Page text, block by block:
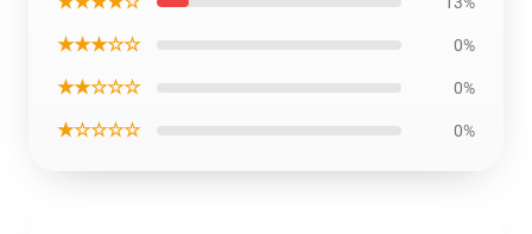
★★★☆☆ 0%
★★☆☆☆ 0%
★☆☆☆☆ 0%